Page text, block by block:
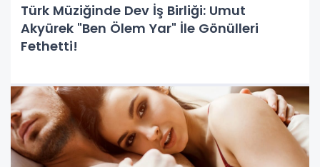
Türk Müziğinde Dev İş Birliği: Umut
Akyürek "Ben Ölem Yar" İle Gönülleri
Fethetti!